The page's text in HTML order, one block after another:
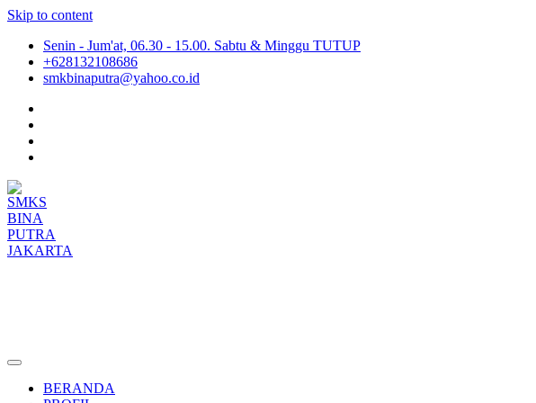
Skip to content
Senin - Jum'at, 06.30 - 15.00. Sabtu & Minggu TUTUP
+628132108686
smkbinaputra@yahoo.co.id
BERANDA